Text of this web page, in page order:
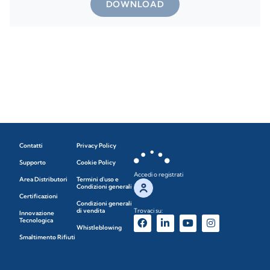
DOWNLOAD
Contatti
Supporto
Area Distributori
Certificazioni
Innovazione
Tecnologica
Smaltimento Rifiuti
Privacy Policy
Cookie Policy
Termini d'uso e
Condizioni generali
Condizioni generali
di vendita
Whistleblowing
Accedi o registrati
Trovaci su: